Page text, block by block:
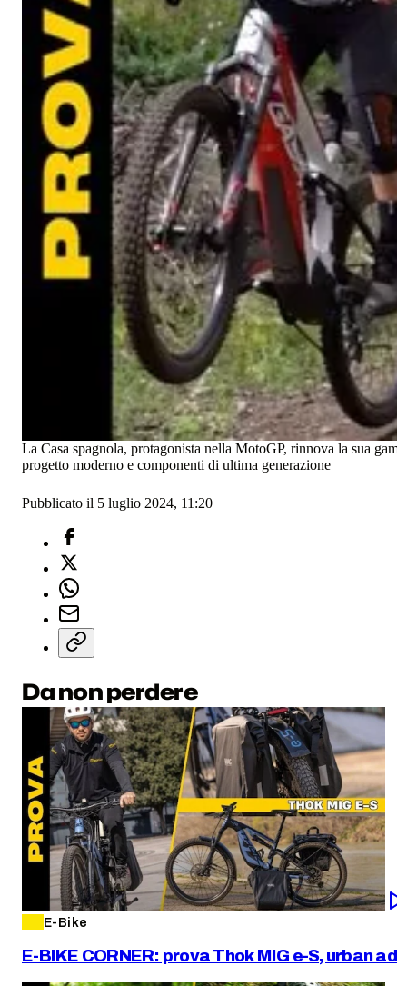
La Casa spagnola, protagonista nella MotoGP, rinnova la sua
progetto moderno e componenti di ultima generazione
Pubblicato il 5 luglio 2024, 11:20
Da non perdere
E-Bike
E-BIKE CORNER: prova Thok MIG e-S, urban